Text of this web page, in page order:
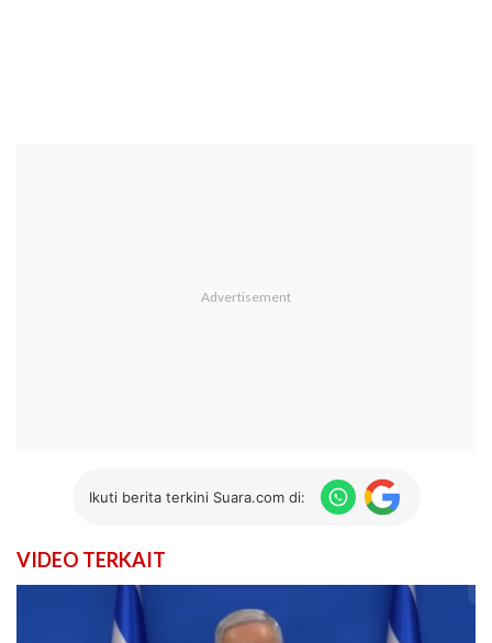
Ikuti berita terkini Suara.com di:
VIDEO TERKAIT